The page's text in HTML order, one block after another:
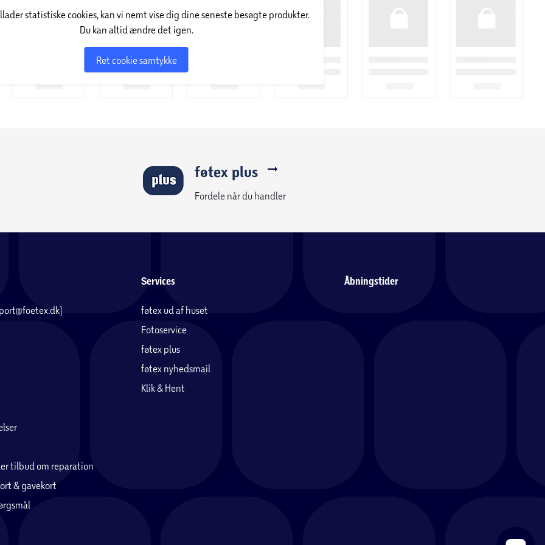
video med dobbelt optagelse, hvor forside-
Med en mere levende låseskærm,
og ringe efter hjælp, hvis du ikke selv
til Wi-Fi 7,
5G-netværk9 og Bluetooth 6
forbindelser. Og så er det bare mere
statistiske cookies, kan vi nemt vise dig dine seneste besøgte produkter.
Du kan altid ændre det igen.
Ret cookie samtykke
føtex plus
Fordele når du handler
tilbud om reparation
& gavekort
Services
føtex ud af huset
Fotoservice
føtex plus
føtex nyhedsmail
Klik & Hent
Åbningstider